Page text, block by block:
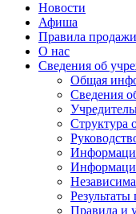
Новости
Афиша
Правила продажи
О нас
Сведения об
Общая
Сведения
Структура
Результаты
Правила и